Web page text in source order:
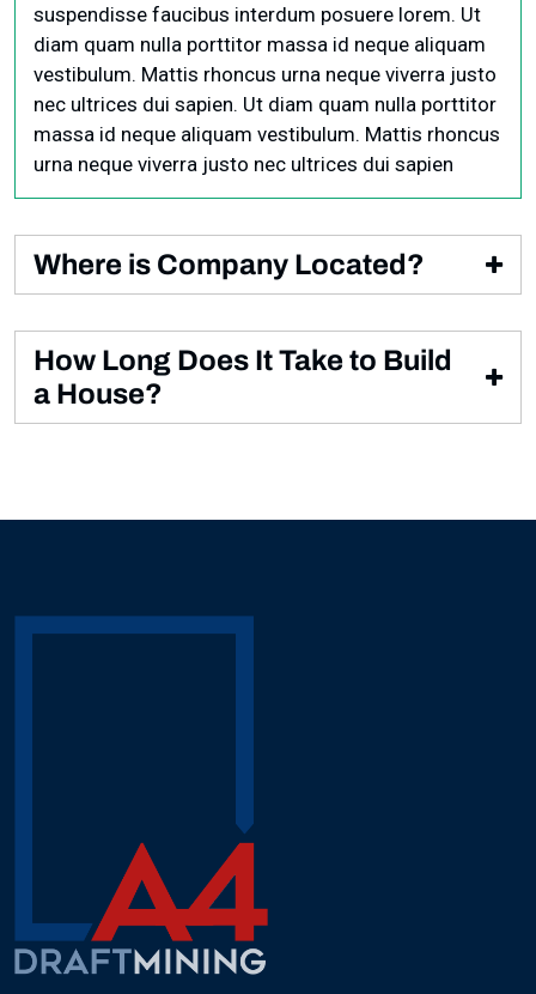
suspendisse faucibus interdum posuere lorem. Ut
diam quam nulla porttitor massa id neque aliquam
vestibulum. Mattis rhoncus urna neque viverra justo
nec ultrices dui sapien. Ut diam quam nulla porttitor
massa id neque aliquam vestibulum. Mattis rhoncus
urna neque viverra justo nec ultrices dui sapien
Where is Company Located?
sapien pellentesque habitant. Non quam lacus
suspendisse faucibus interdum posuere lorem. Ut
diam quam nulla porttitor.
How Long Does It Take to Build
a House?
massa